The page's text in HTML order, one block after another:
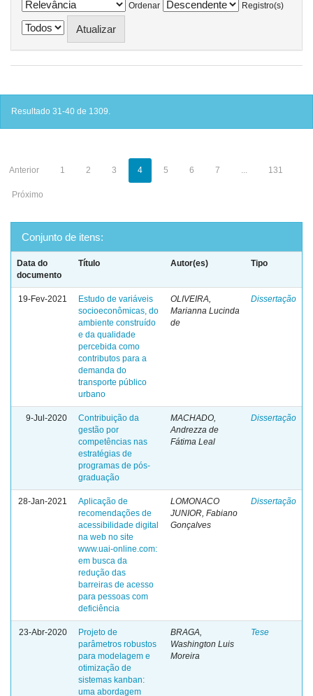
Ordenar
Registro(s)
Resultado 31-40 de 1309.
Anterior 1 2 3 4 5 6 7 ... 131
Próximo
Conjunto de itens:
Data do
documento
Título Autor(es) Tipo
19-Fev-2021
Estudo de variáveis
socioeconômicas, do
ambiente construído
e da qualidade
percebida como
contributos para a
demanda do
transporte público
urbano
OLIVEIRA,
Marianna Lucinda
de
Dissertação
9-Jul-2020
Contribuição da
gestão por
competências nas
estratégias de
programas de pós-
graduação
MACHADO,
Andrezza de
Fátima Leal
Dissertação
28-Jan-2021
Aplicação de
recomendações de
acessibilidade digital
na web no site
www.uai-online.com:
em busca da
redução das
barreiras de acesso
para pessoas com
deficiência
LOMONACO
JUNIOR, Fabiano
Gonçalves
Dissertação
23-Abr-2020
Projeto de
parâmetros robustos
para modelagem e
otimização de
sistemas kanban:
uma abordagem
BRAGA,
Washington Luis
Moreira
Tese